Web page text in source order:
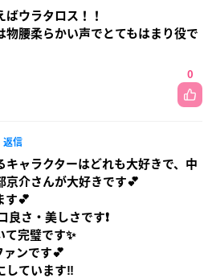
ばウラタロス！！
物腰柔らかい声でとてもはまり役で
0
返信
キャラクターはどれも大好きで、中
京介さんが大好きです💕
す💕
さ・美しさです❗️
て完璧です✨
ァンです💕
しています‼️